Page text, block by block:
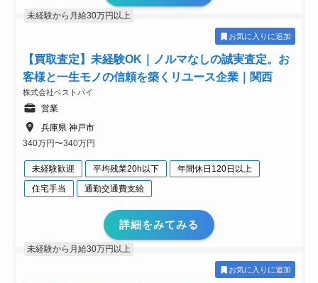
未経験から月給30万円以上
お気に入りに追加
【買取査定】未経験OK｜ノルマなしの誠実査定。お
客様と一生モノの信頼を築くリユース企業｜関西
株式会社ベストバイ
営業
兵庫県 神戸市
340万円〜340万円
未経験歓迎 平均残業20h以下
年間休日120日以上
住宅手当
通勤交通費支給
詳細をみてみる
未経験から月給30万円以上
お気に入りに追加